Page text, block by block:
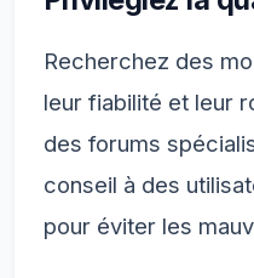
Recherchez des
leur fiabilité et leur
des forums
conseil à des
pour éviter les